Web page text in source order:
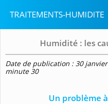
TRAITEMENTS-HUMIDITE
Humidité : les
Date de publication : 30
minute 30
Un problème